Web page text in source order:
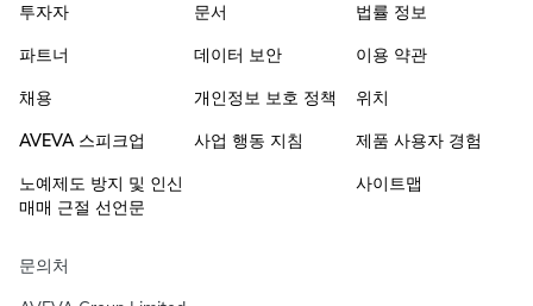
투자자
파트너
채용
AVEVA 스피크업
노예제도 방지 및 인신
매매 근절 선언문
문서
데이터 보안
개인정보 보호 정책
사업 행동 지침
법률 정보
이용 약관
위치
제품 사용자 경험
사이트맵
문의처